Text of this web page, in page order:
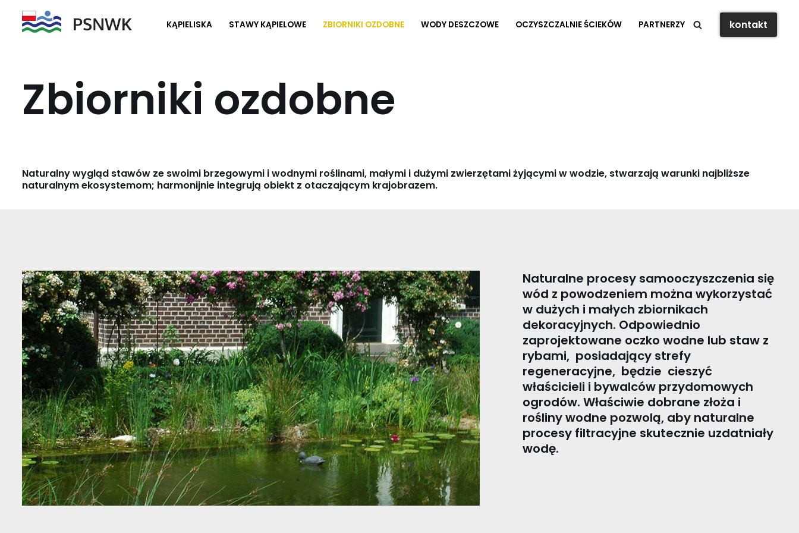
Przejdź
KĄPIELISKA STAWY KĄPIELOWE ZBIORNIKI OZDOBNE WODY DESZCZOWE OCZYSZCZALNIE ŚCIEKÓW PARTNERZY kontakt
Zbiorniki ozdobne
Naturalny wygląd stawów ze swoimi brzegowymi i wodnymi roślinami, małymi i dużymi zwierzętami żyjącymi w wodzie, stwarzają warunki najbliższe
naturalnym ekosystemom; harmonijnie integrują obiekt z otaczającym krajobrazem.
Naturalne procesy samooczyszczenia się
wód z powodzeniem można wykorzystać
w dużych i małych zbiornikach
dekoracyjnych. Odpowiednio
zaprojektowane oczko wodne lub staw z
rybami, posiadający strefy
regeneracyjne, będzie cieszyć
właścicieli i bywalców przydomowych
ogrodów. Właściwie dobrane złoża i
rośliny wodne pozwolą, aby naturalne
procesy filtracyjne skutecznie uzdatniały
wodę.